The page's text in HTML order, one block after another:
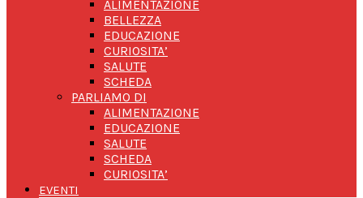
ALIMENTAZIONE
BELLEZZA
EDUCAZIONE
CURIOSITA’
SALUTE
SCHEDA
PARLIAMO DI
ALIMENTAZIONE
EDUCAZIONE
SALUTE
SCHEDA
CURIOSITA’
EVENTI